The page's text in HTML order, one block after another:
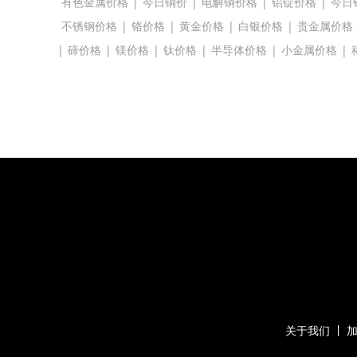
不锈钢价格 | 铬价格 | 黄金价格 | 白银价格 | 贵金属价格
| 碲价格 | 镁价格 | 钛价格 | 半导体价格 | 小金属价格 |
关于我们